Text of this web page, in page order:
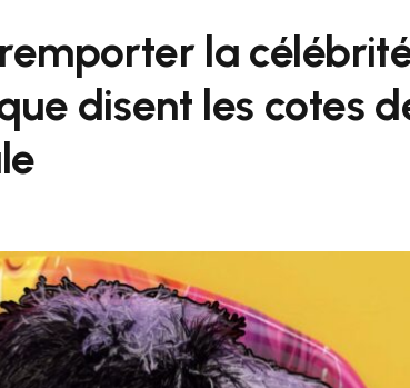
la
disent les cotes